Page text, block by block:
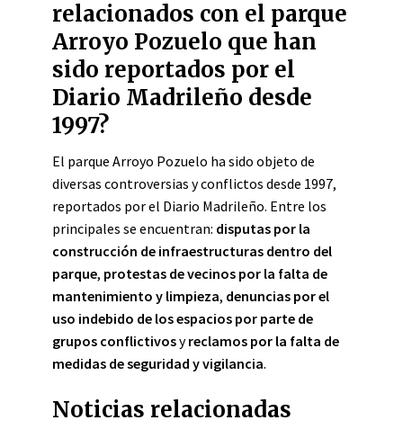
relacionados con el parque
Arroyo Pozuelo que han
sido reportados por el
Diario Madrileño desde
1997?
El parque Arroyo Pozuelo ha sido objeto de
diversas controversias y conflictos desde 1997,
reportados por el Diario Madrileño. Entre los
principales se encuentran: disputas por la
construcción de infraestructuras dentro del
parque, protestas de vecinos por la falta de
mantenimiento y limpieza, denuncias por el
uso indebido de los espacios por parte de
grupos conflictivosyreclamos por la falta de
medidas de seguridad y vigilancia.
Noticias relacionadas